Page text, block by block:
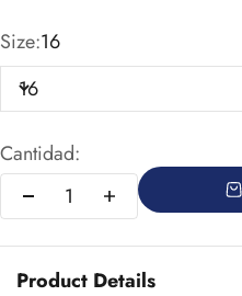
Size:16
16
Cantidad:
Product Details